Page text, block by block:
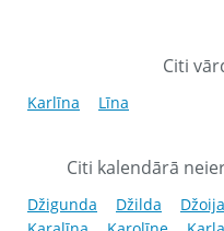
Citi
Karlīna Līna
Citi kalendārā
Džigunda Džilda Džoija